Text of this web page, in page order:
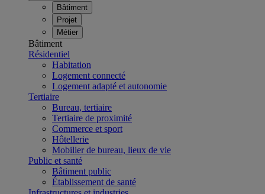
Bâtiment
Projet
Métier
Bâtiment
Résidentiel
Habitation
Logement connecté
Logement adapté et autonomie
Tertiaire
Bureau, tertiaire
Tertiaire de proximité
Commerce et sport
Hôtellerie
Mobilier de bureau, lieux de vie
Public et santé
Bâtiment public
Établissement de santé